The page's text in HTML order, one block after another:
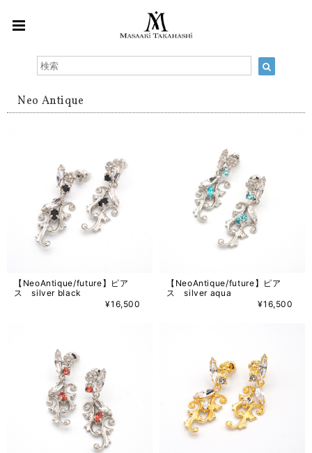
Neo Antique
【NeoAntique/future】ピア
ス silver black
¥16,500
【NeoAntique/future】ピア
ス silver aqua
¥16,500